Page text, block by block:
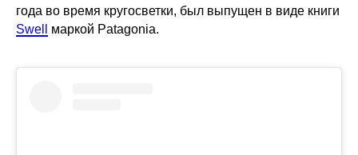
года во время кругосветки, был выпущен в виде книги
Swell
маркой Patagonia.